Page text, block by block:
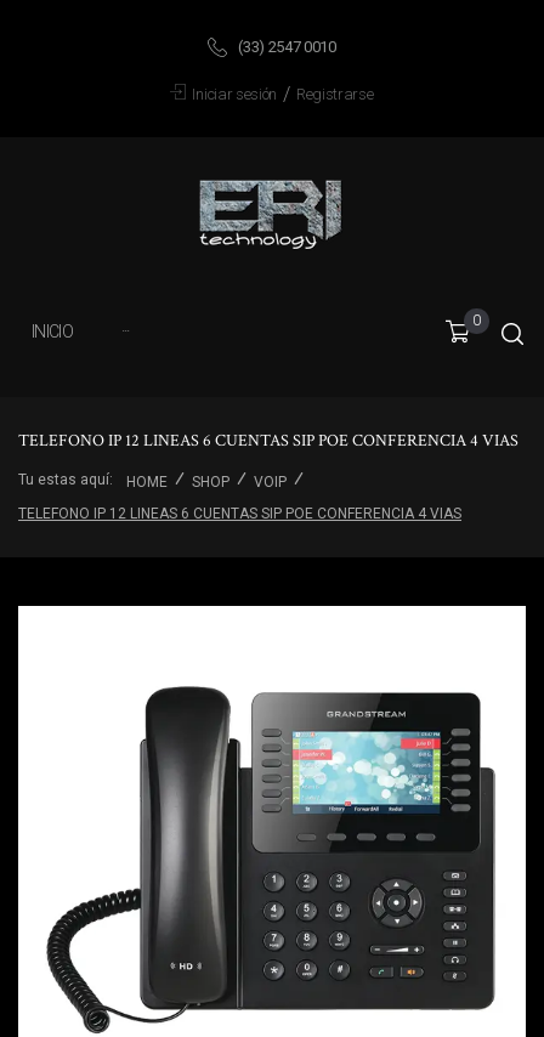
(33) 2547 0010
Iniciar sesión / Registrarse
INICIO ···
0
TELEFONO IP 12 LINEAS 6 CUENTAS SIP POE CONFERENCIA 4 VIAS
Tu estas aquí: HOME SHOP
VOIP
TELEFONO IP 12 LINEAS 6 CUENTAS SIP POE CONFERENCIA 4 VIAS